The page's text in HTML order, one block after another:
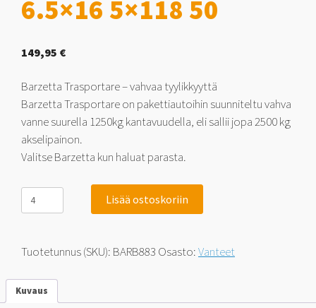
6.5×16 5×118 50
149,95 €
Barzetta Trasportare – vahvaa tyylikkyyttä
Barzetta Trasportare on pakettiautoihin suunniteltu vahva
vanne suurella 1250kg kantavuudella, eli sallii jopa 2500 kg
akselipainon.
Valitse Barzetta kun haluat parasta.
Barzetta
Trasportare
Titanium
5x118
Lisää ostoskoriin
Tuotetunnus (SKU): BARB883 Osasto:Vanteet
Kuvaus